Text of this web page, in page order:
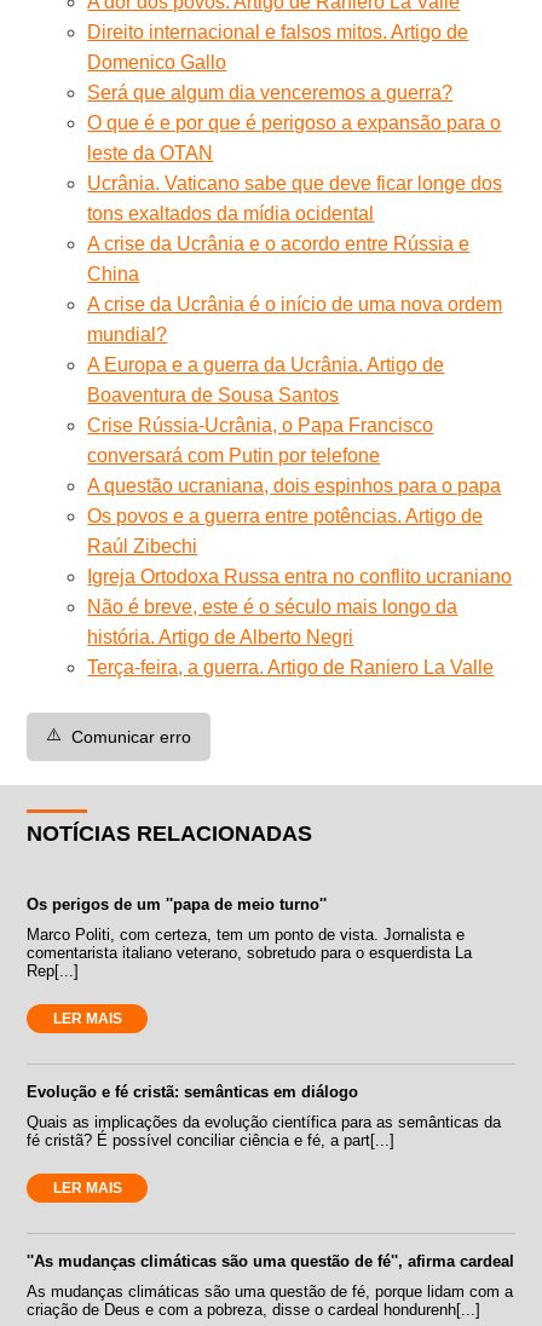
Direito internacional e falsos mitos. Artigo de
Domenico Gallo
Será que algum dia venceremos a guerra?
O que é e por que é perigoso a expansão para o
leste da OTAN
Ucrânia. Vaticano sabe que deve ficar longe dos
tons exaltados da mídia ocidental
A crise da Ucrânia e o acordo entre Rússia e
China
A crise da Ucrânia é o início de uma nova ordem
mundial?
A Europa e a guerra da Ucrânia. Artigo de
Boaventura de Sousa Santos
Crise Rússia-Ucrânia, o Papa Francisco
conversará com Putin por telefone
A questão ucraniana, dois espinhos para o papa
Os povos e a guerra entre potências. Artigo de
Raúl Zibechi
Igreja Ortodoxa Russa entra no conflito ucraniano
Não é breve, este é o século mais longo da
história. Artigo de Alberto Negri
Terça-feira, a guerra. Artigo de Raniero La Valle
⚠️ Comunicar erro
NOTÍCIAS RELACIONADAS
Os perigos de um ''papa de meio turno''
Marco Politi, com certeza, tem um ponto de vista. Jornalista e
comentarista italiano veterano, sobretudo para o esquerdista La
Rep[...]
LER MAIS
Evolução e fé cristã: semânticas em diálogo
Quais as implicações da evolução científica para as semânticas da
fé cristã? É possível conciliar ciência e fé, a part[...]
LER MAIS
''As mudanças climáticas são uma questão de fé'', afirma cardeal
As mudanças climáticas são uma questão de fé, porque lidam com a
criação de Deus e com a pobreza, disse o cardeal hondurenh[...]